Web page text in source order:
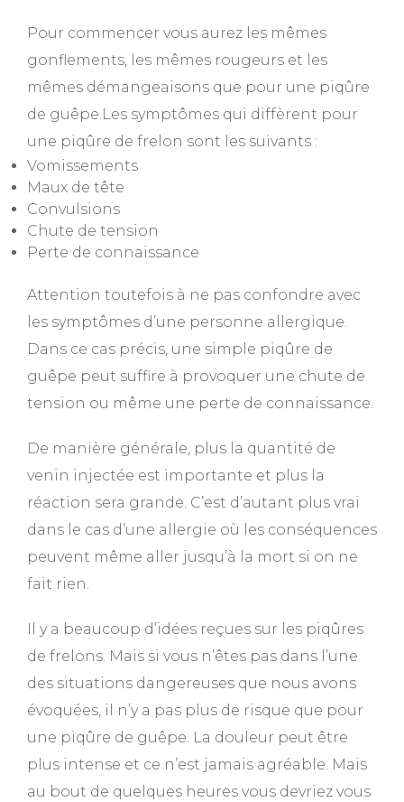
Pour commencer vous aurez les mêmes
gonflements, les mêmes rougeurs et les
mêmes démangeaisons que pour une piqûre
de guêpe.Les symptômes qui diffèrent pour
une piqûre de frelon sont les suivants :
Vomissements
Maux de tête
Convulsions
Chute de tension
Perte de connaissance
Attention toutefois à ne pas confondre avec
les symptômes d’une personne allergique.
Dans ce cas précis, une simple piqûre de
guêpe peut suffire à provoquer une chute de
tension ou même une perte de connaissance.
De manière générale, plus la quantité de
venin injectée est importante et plus la
réaction sera grande. C’est d’autant plus vrai
dans le cas d’une allergie où les conséquences
peuvent même aller jusqu’à la mort si on ne
fait rien.
Il y a beaucoup d’idées reçues sur les piqûres
de frelons. Mais si vous n’êtes pas dans l’une
des situations dangereuses que nous avons
évoquées, il n’y a pas plus de risque que pour
une piqûre de guêpe. La douleur peut être
plus intense et ce n’est jamais agréable. Mais
au bout de quelques heures vous devriez vous